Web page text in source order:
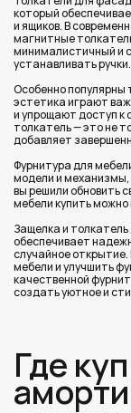
который
и ящиков. В
магнитные
минималистичный и
устанавливать ручки.
Особенно популярны
эстетика играют
и упрощают доступ к
толкатель — это не
добавляет
Фурнитура для
модели и механизмы,
вы решили обновить
мебели купить
Защелка и
обеспечивает
случайное
мебели и улучшить
качественной
создать уютное и
Где